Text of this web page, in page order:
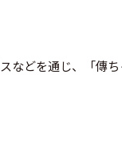
どを通じ、「傳